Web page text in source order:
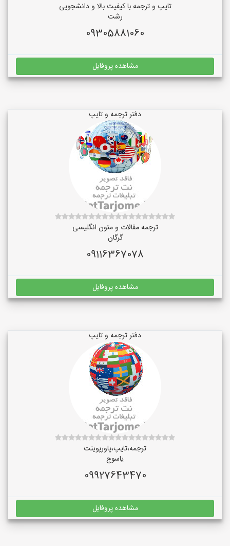
تایپ و ترجمه با کیفیت بالا و دانشجویی
رشت
09305881060
مشاهده پروفایل
دفتر ترجمه و تایپ
ترجمه مقالات و متون انگلیسی
گرگان
09116367078
مشاهده پروفایل
دفتر ترجمه و تایپ
ترجمه،تایپ،پاورپوینت
یاسوج
09927643470
مشاهده پروفایل